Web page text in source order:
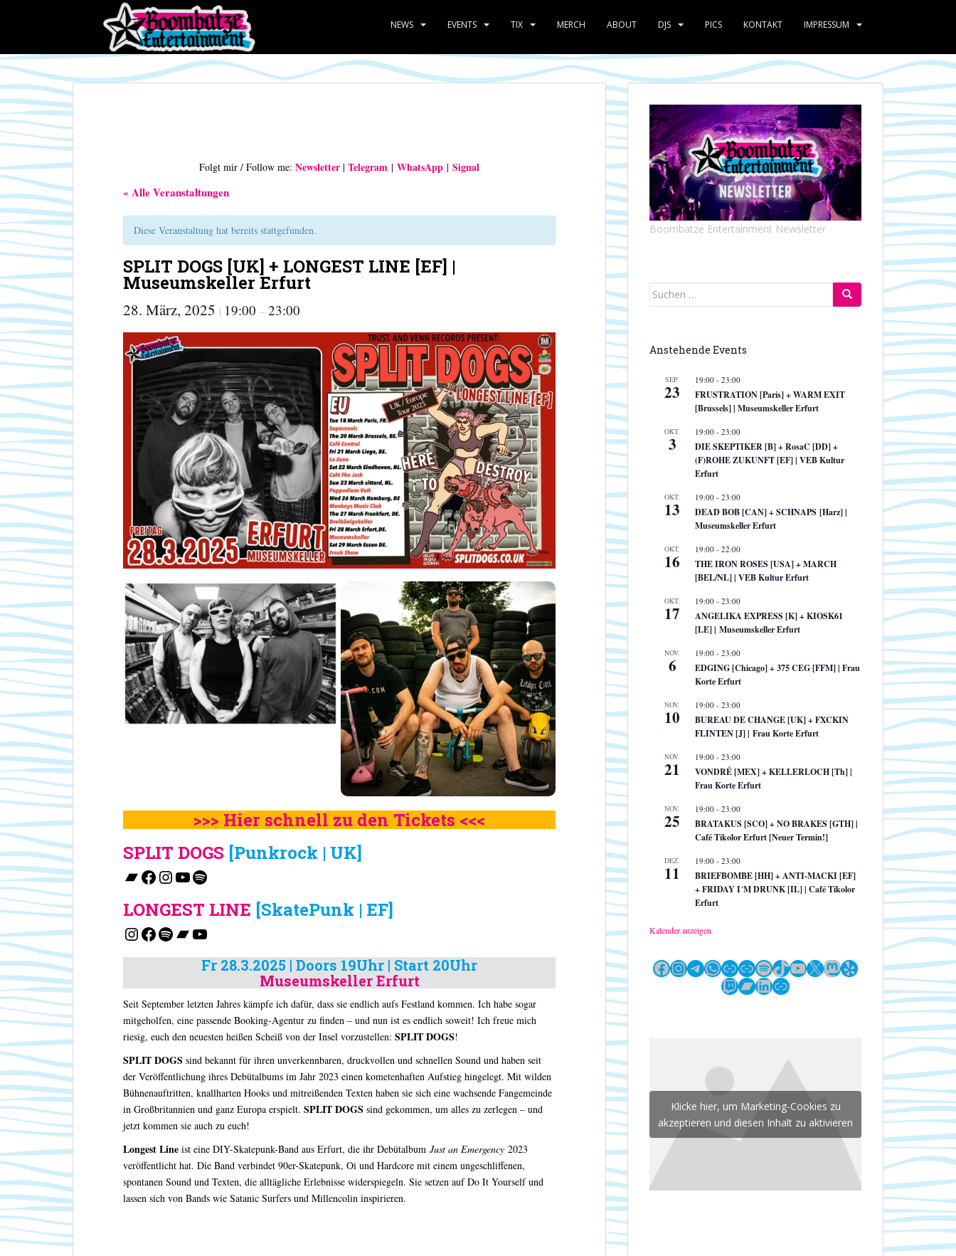
p
t
o
m
a
c
t
e
n
NEWS EVENTS TIX MERCH ABOUT DJS PICS KONTAKT IMPRESSUM
Folgt mir / Follow me: Newsletter | Telegram | WhatsApp | Signal
« Alle Veranstaltungen
Diese Veranstaltung hat bereits stattgefunden.
SPLIT DOGS [UK] + LONGEST LINE [EF] |
Museumskeller Erfurt
28. März, 2025 | 19:00 – 23:00
>>> Hier schnell zu den Tickets <<<
SPLIT DOGS [Punkrock | UK]
Bandcamp
Facebook
Instagram
YouTube
Spotify
LONGEST LINE [SkatePunk | EF]
Instagram
Facebook
Spotify
Bandcamp
YouTube
Fr 28.3.2025 | Doors 19Uhr | Start 20Uhr
Museumskeller Erfurt
Seit September letzten Jahres kämpfe ich dafür, dass sie endlich aufs Festland kommen. Ich habe sogar
mitgeholfen, eine passende Booking-Agentur zu finden – und nun ist es endlich soweit! Ich freue mich
riesig, euch den neuesten heißen Scheiß von der Insel vorzustellen: SPLIT DOGS!
SPLIT DOGS sind bekannt für ihren unverkennbaren, druckvollen und schnellen Sound und haben seit
der Veröffentlichung ihres Debütalbums im Jahr 2023 einen kometenhaften Aufstieg hingelegt. Mit wilden
Bühnenauftritten, knallharten Hooks und mitreißenden Texten haben sie sich eine wachsende Fangemeinde
in Großbritannien und ganz Europa erspielt. SPLIT DOGS sind gekommen, um alles zu zerlegen – und
jetzt kommen sie auch zu euch!
Longest Line ist eine DIY-Skatepunk-Band aus Erfurt, die ihr Debütalbum Just an Emergency 2023
veröffentlicht hat. Die Band verbindet 90er-Skatepunk, Oi und Hardcore mit einem ungeschliffenen,
spontanen Sound und Texten, die alltägliche Erlebnisse widerspiegeln. Sie setzen auf Do It Yourself und
lassen sich von Bands wie Satanic Surfers und Millencolin inspirieren.
Boombatze Entertainment Newsletter
Suchen
Anstehende Events
SEP.
23
19:00 - 23:00
FRUSTRATION [Paris] + WARM EXIT
[Brussels] | Museumskeller Erfurt
OKT.
3
19:00 - 23:00
DIE SKEPTIKER [B] + RosaC [DD] +
(F)ROHE ZUKUNFT [EF] | VEB Kultur
Erfurt
OKT.
13
19:00 - 23:00
DEAD BOB [CAN] + SCHNAPS [Harz] |
Museumskeller Erfurt
OKT.
16
19:00 - 22:00
THE IRON ROSES [USA] + MARCH
[BEL/NL] | VEB Kultur Erfurt
OKT.
17
19:00 - 23:00
ANGELIKA EXPRESS [K] + KIOSK61
[LE] | Museumskeller Erfurt
NOV.
6
19:00 - 23:00
EDGING [Chicago] + 375 CEG [FFM] | Frau
Korte Erfurt
NOV.
10
19:00 - 23:00
BUREAU DE CHANGE [UK] + FXCKIN
FLINTEN [J] | Frau Korte Erfurt
NOV.
21
19:00 - 23:00
VONDRÉ [MEX] + KELLERLOCH [Th] |
Frau Korte Erfurt
NOV.
25
19:00 - 23:00
BRATAKUS [SCO] + NO BRAKES [GTH] |
Café Tikolor Erfurt [Neuer Termin!]
DEZ.
11
19:00 - 23:00
BRIEFBOMBE [HH] + ANTI-MACKI [EF]
+ FRIDAY I´M DRUNK [IL] | Café Tikolor
Erfurt
Kalender anzeigen
Facebook
Instagram
Telegram
WhatsApp
LinkLinkSpotify
TikTok
YouTube
X Mastodon
Yelp
Twitch
Bandcamp
LinkedIn
Link
Klicke hier, um Marketing-Cookies zu
akzeptieren und diesen Inhalt zu aktivieren